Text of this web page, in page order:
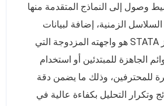
وصول إلى النماذج المتقدمة منها
السلاسل الزمنية، إضافة لبيانات
اللوحات، وأهم ما يميز STATA هو واجهته المزدوجة التي
الجاهزة للمبتدئين أو استخدام
للمحترفين، وذلك ما يضمن دقة
وتكرار التحليل بكفاءة عالية في